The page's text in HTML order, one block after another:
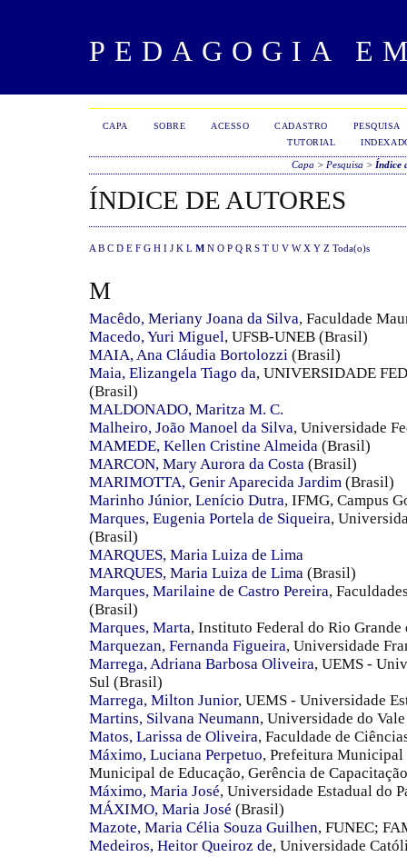
PEDAGOGIA
CAPA SOBRE ACESSO CADASTRO
PESQUISA
TUTORIAL
Capa > Pesquisa > Índice
ÍNDICE DE AUTORES
A B C D E F G H I J K L M N O P Q R S T U V W X Y Z Toda(o)s
M
Macêdo, Meriany Joana da Silva, Faculdade
Macedo, Yuri Miguel, UFSB-UNEB (Brasil)
MAIA, Ana Cláudia Bortolozzi (Brasil)
Maia, Elizangela Tiago da, UNIVERSIDADE
(Brasil)
MALDONADO, Maritza M. C.
Malheiro, João Manoel da Silva, Universidade
MAMEDE, Kellen Cristine Almeida (Brasil)
MARCON, Mary Aurora da Costa (Brasil)
MARIMOTTA, Genir Aparecida Jardim (Brasil)
Marinho Júnior, Lenício Dutra, IFMG, Campus
Marques, Eugenia Portela de Siqueira,
(Brasil)
MARQUES, Maria Luiza de Lima
MARQUES, Maria Luiza de Lima (Brasil)
Marques, Marilaine de Castro Pereira,
(Brasil)
Marques, Marta, Instituto Federal do Rio Grande
Marquezan, Fernanda Figueira, Universidade
Marrega, Adriana Barbosa Oliveira, UEMS -
Sul (Brasil)
Marrega, Milton Junior, UEMS - Universidade
Martins, Silvana Neumann, Universidade do
Matos, Larissa de Oliveira, Faculdade de
Máximo, Luciana Perpetuo, Prefeitura Municipal
Municipal de Educação, Gerência de
Máximo, Maria José, Universidade Estadual do
MÁXIMO, Maria José (Brasil)
Mazote, Maria Célia Souza Guilhen, FUNEC;
Medeiros, Heitor Queiroz de, Universidade